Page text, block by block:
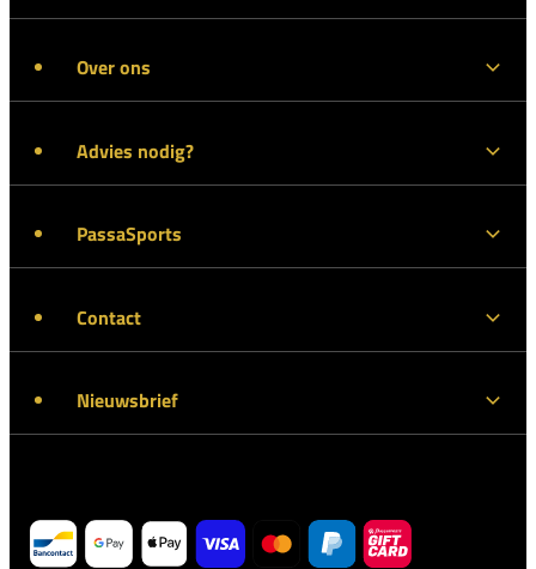
Over ons
Advies nodig?
PassaSports
Contact
Nieuwsbrief